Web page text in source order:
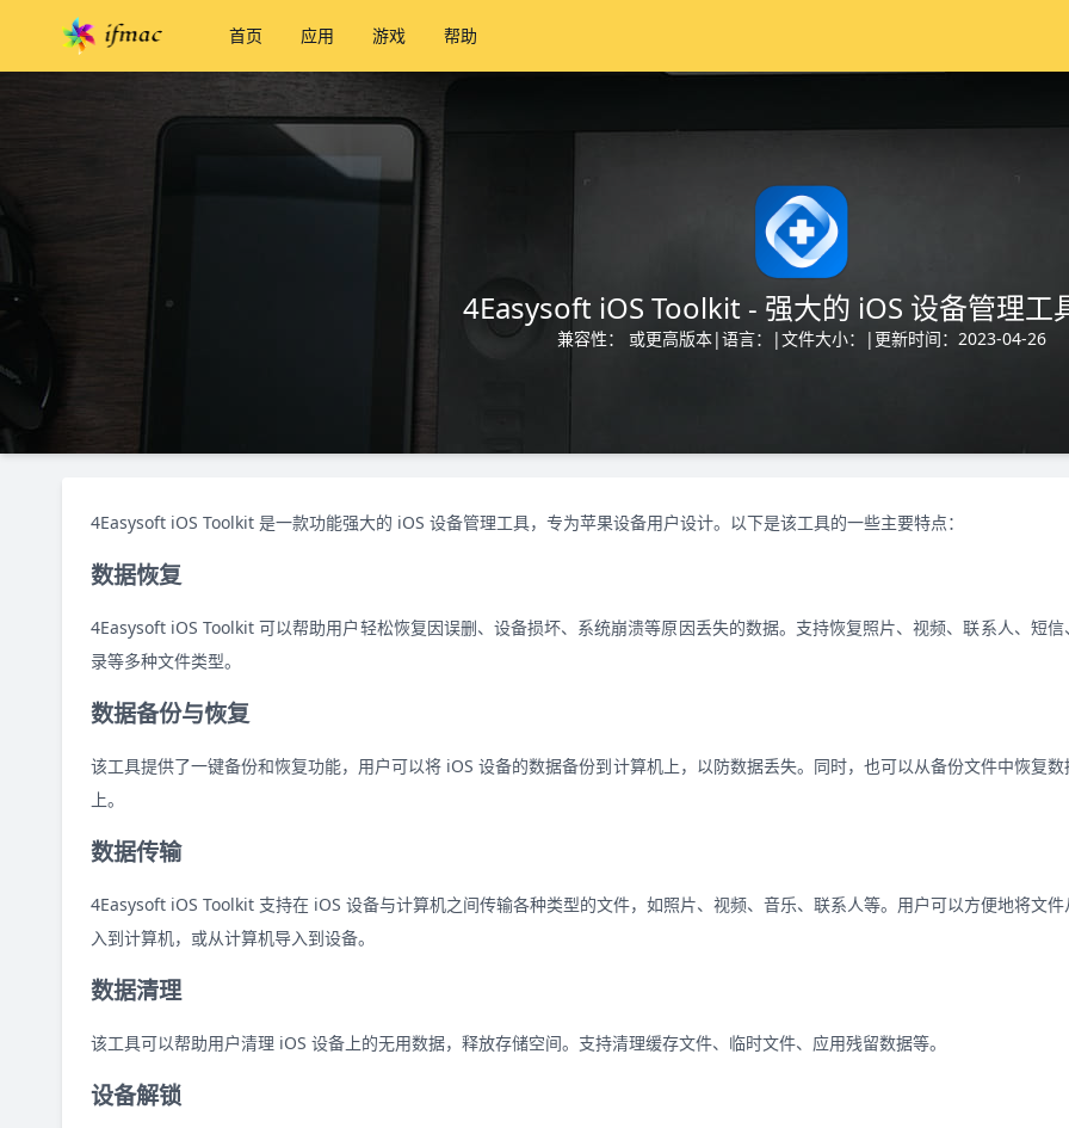
首页 应用 游戏 帮助
4Easysoft iOS Toolkit - 强大的 iOS 设备管理工
兼容性： 或更高版本|语言： |文件大小： | 更新时间：2023-04-26
4Easysoft iOS Toolkit 是一款功能强大的 iOS 设备管理工具，专为苹果设备用户设计。以下是该工具的一些主要特点：
数据恢复
4Easysoft iOS Toolkit 可以帮助用户轻松恢复因误删、设备损坏、系统崩溃等原因丢失的数据。支持恢复照片、视频、联系人、短信
录等多种文件类型。
数据备份与恢复
该工具提供了一键备份和恢复功能，用户可以将 iOS 设备的数据备份到计算机上，以防数据丢失。同时，也可以从备份文件中恢复
上。
数据传输
4Easysoft iOS Toolkit 支持在 iOS 设备与计算机之间传输各种类型的文件，如照片、视频、音乐、联系人等。用户可以方便地将文
入到计算机，或从计算机导入到设备。
数据清理
该工具可以帮助用户清理 iOS 设备上的无用数据，释放存储空间。支持清理缓存文件、临时文件、应用残留数据等。
设备解锁